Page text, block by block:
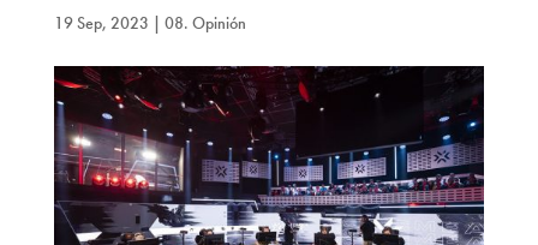
19 Sep, 2023 | 08. Opinión